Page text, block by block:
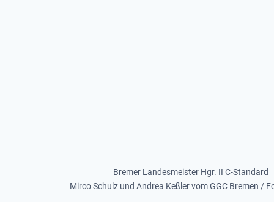
Bremer Landesmeister Hgr. II C-Standard
Mirco Schulz und Andrea Keßler vom GGC Bremen /